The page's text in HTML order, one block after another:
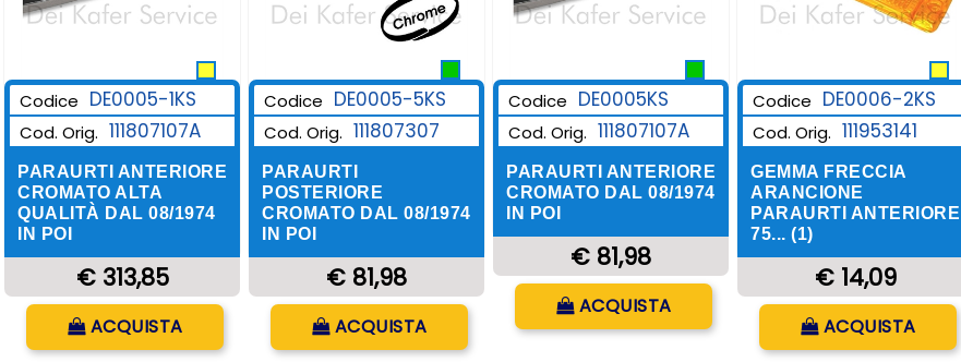
Codice DE0005-1KS
Cod. Orig. 111807107A
PARAURTI ANTERIORE
CROMATO ALTA
QUALITÀ DAL 08/1974
IN POI
€ 313,85
Quantità
ACQUISTA
Codice DE0005-5KS
Cod. Orig. 111807307
PARAURTI
POSTERIORE
CROMATO DAL 08/1974
IN POI
€ 81,98
Quantità
ACQUISTA
Codice DE0005KS
Cod. Orig. 111807107A
PARAURTI ANTERIORE
CROMATO DAL 08/1974
IN POI
€ 81,98
Quantità
ACQUISTA
Codice DE0006-2KS
Cod. Orig. 111953141
GEMMA FRECCIA
ARANCIONE
PARAURTI ANTERIORE
75... (1)
€ 14,09
Quantità
ACQUISTA